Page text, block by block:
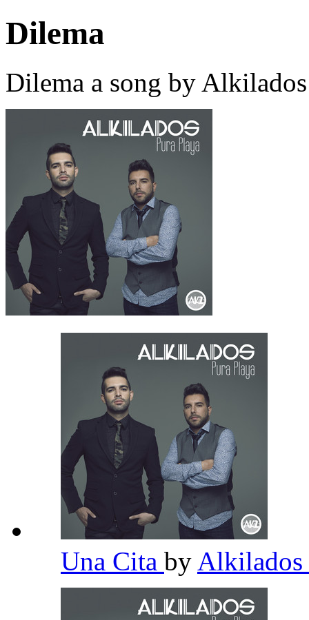
Dilema
Dilema a song by
Una Cita by Alkilados